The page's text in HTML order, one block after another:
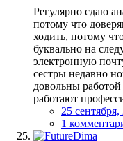
Регулярно сдаю
потому что
ходить, потому
буквально на
электронную
сестры недавно
довольны работой
работают
25 сентября,
1